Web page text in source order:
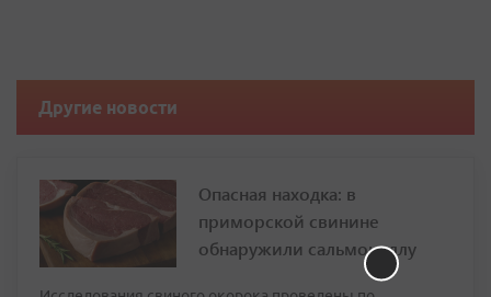
Другие новости
Опасная находка: в
приморской свинине
обнаружили сальмонеллу